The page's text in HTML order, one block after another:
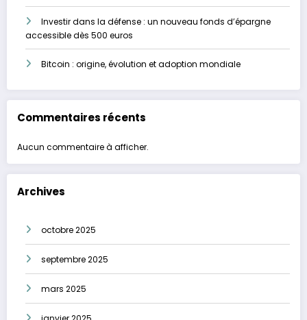
Investir dans la défense : un nouveau fonds d’épargne
accessible dès 500 euros
Bitcoin : origine, évolution et adoption mondiale
Commentaires récents
Aucun commentaire à afficher.
Archives
octobre 2025
septembre 2025
mars 2025